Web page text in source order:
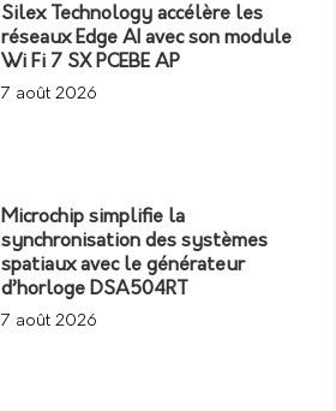
Silex Technology accélère les
réseaux Edge AI avec son module
Wi Fi 7 SX PCEBE AP
7 août 2026
Microchip simplifie la
synchronisation des systèmes
spatiaux avec le générateur
d’horloge DSA504RT
7 août 2026